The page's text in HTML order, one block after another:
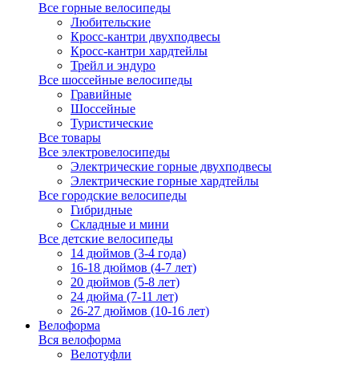
Все горные велосипеды
Любительские
Кросс-кантри двухподвесы
Кросс-кантри хардтейлы
Трейл и эндуро
Все шоссейные велосипеды
Гравийные
Шоссейные
Туристические
Все товары
Все электровелосипеды
Электрические горные двухподвесы
Электрические горные хардтейлы
Все городские велосипеды
Гибридные
Складные и мини
Все детские велосипеды
14 дюймов (3-4 года)
16-18 дюймов (4-7 лет)
20 дюймов (5-8 лет)
24 дюйма (7-11 лет)
26-27 дюймов (10-16 лет)
Велоформа
Вся велоформа
Велотуфли